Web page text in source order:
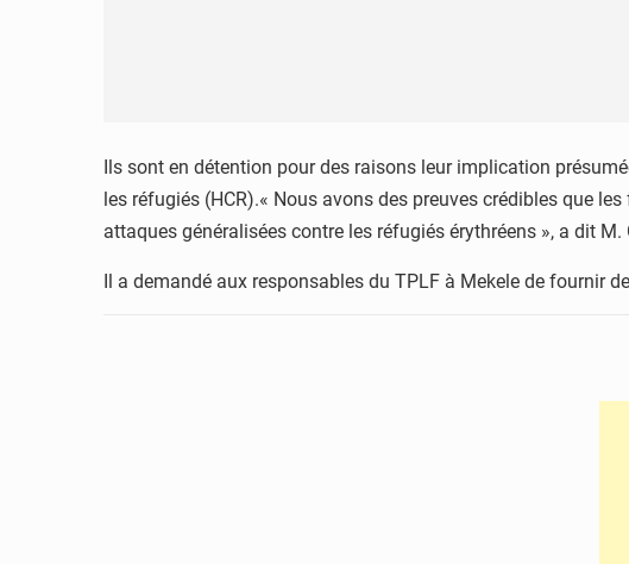
Ils sont en détention pour des raisons leur implication
les réfugiés (HCR).« Nous avons des preuves crédibles que
attaques généralisées contre les réfugiés érythréens », a dit M.
Il a demandé aux responsables du TPLF à Mekele de fournir